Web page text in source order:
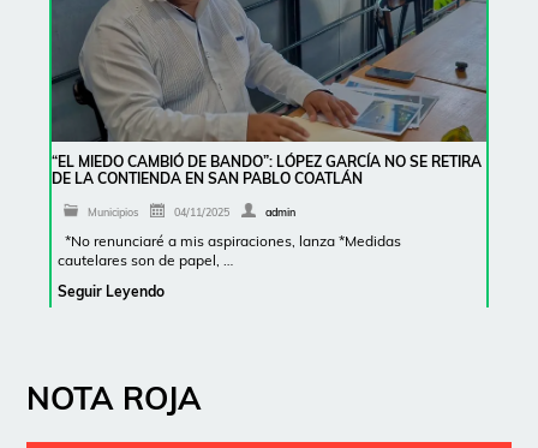
“EL MIEDO CAMBIÓ DE BANDO”: LÓPEZ GARCÍA NO SE RETIRA
DE LA CONTIENDA EN SAN PABLO COATLÁN
Municipios 04/11/2025 admin
*No renunciaré a mis aspiraciones, lanza *Medidas
cautelares son de papel, …
Seguir Leyendo
NOTA ROJA